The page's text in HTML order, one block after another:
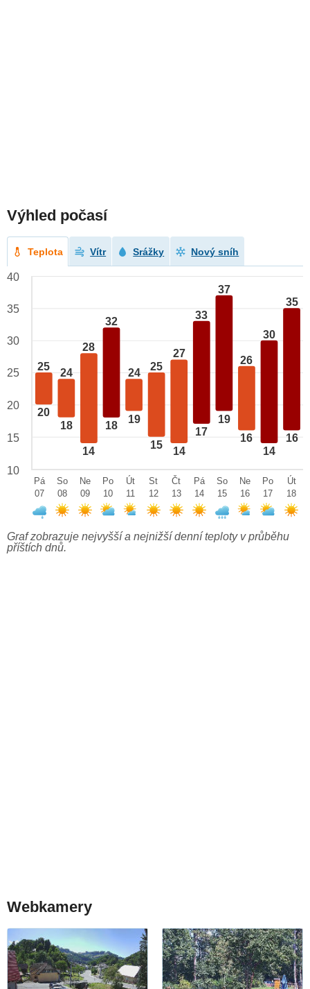
Výhled počasí
Teplota Vítr Srážky Nový sníh
25
20
24
18
28
14
32
18
24
19
25
15
27
14
33
17
37
19
26
16
30
14
35
16
40
35
30
25
20
15
10
Pá
07
So
08
Ne
09
Po
10
Út
11
St
12
Čt
13
Pá
14
So
15
Ne
16
Po
17
Út
18
Graf zobrazuje nejvyšší a nejnižší denní teploty v průběhu
příštích dnů.
Webkamery